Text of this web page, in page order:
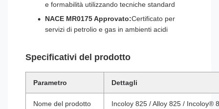
e formabilità utilizzando tecniche standard
NACE MR0175 Approvato:Certificato per
servizi di petrolio e gas in ambienti acidi
Specificativi del prodotto
Parametro Dettagli
Nome del prodotto Incoloy 825 / Alloy 825 / Incoloy®